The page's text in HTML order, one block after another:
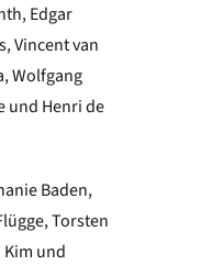
Edgar
Vincent van
Wolfgang
und Henri de
Baden,
Torsten
und